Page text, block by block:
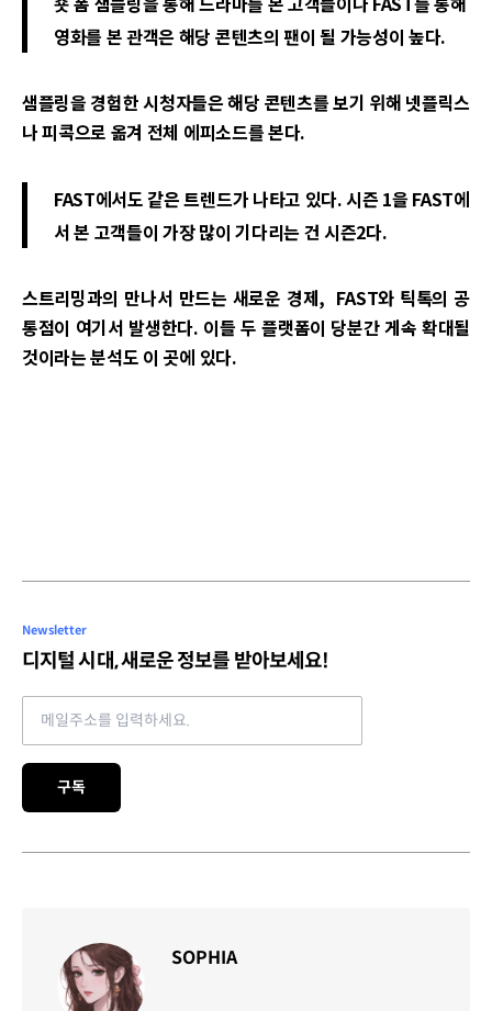
영화를 본 관객은 해당 콘텐츠의 팬이 될 가능성이 높다.
샘플링을 경험한 시청자들은 해당 콘텐츠를 보기 위해 넷플릭스
나 피콕으로 옮겨 전체 에피소드를 본다.
FAST에서도 같은 트렌드가 나타고 있다. 시즌 1을 FAST에
서 본 고객들이 가장 많이 기다리는 건 시즌2다.
스트리밍과의 만나서 만드는 새로운 경제, FAST와 틱톡의 공
통점이 여기서 발생한다. 이들 두 플랫폼이 당분간 게속 확대될
것이라는 분석도 이 곳에 있다.
Newsletter
디지털 시대, 새로운 정보를 받아보세요!
Email address
구독
SOPHIA